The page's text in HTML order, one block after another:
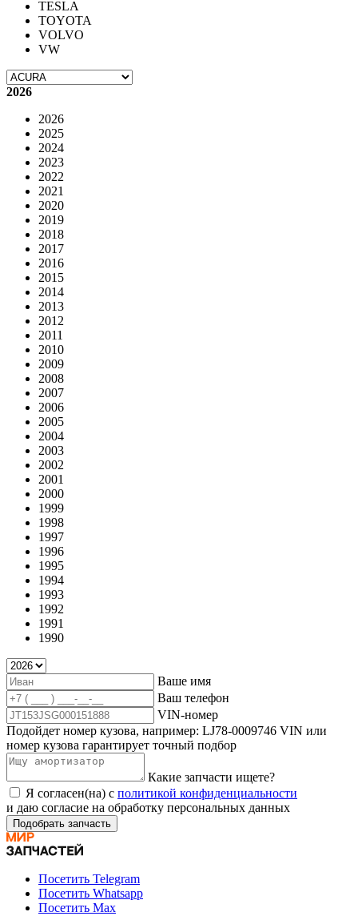
TESLA
TOYOTA
VOLVO
VW
2026
2026
2025
2024
2023
2022
2021
2020
2019
2018
2017
2016
2015
2014
2013
2012
2011
2010
2009
2008
2007
2006
2005
2004
2003
2002
2001
2000
1999
1998
1997
1996
1995
1994
1993
1992
1991
1990
Ваше имя
Ваш телефон
VIN-номер
Подойдет номер кузова, например: LJ78-0009746 VIN или
номер кузова гарантирует точный подбор
Какие запчасти ищете?
Я согласен(на) с политикой конфиденциальности
и даю согласие на обработку персональных данных
Подобрать запчасть
Посетить Telegram
Посетить Whatsapp
Посетить Max